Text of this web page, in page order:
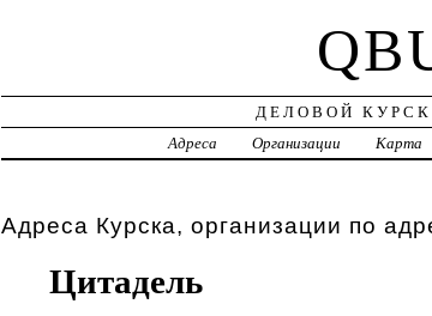
ДЕЛОВОЙ
Адреса
Организации Карта
Адреса Курска, организации по
Цитадель